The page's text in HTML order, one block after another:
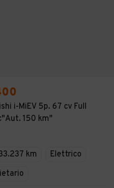
i-MiEV 5p. 67 cv Full
150 km"
km
Elettrico